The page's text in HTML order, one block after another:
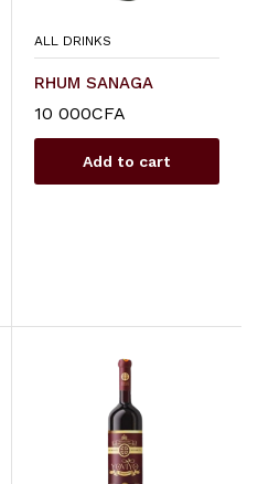
ALL DRINKS
RHUM SANAGA
10 000CFA
Add to cart